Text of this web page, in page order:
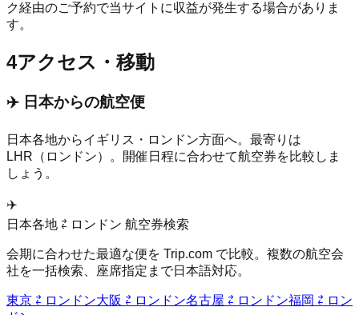
ク経由のご予約で当サイトに収益が発生する場合がありま
す。
4アクセス・移動
✈️ 日本からの航空便
日本各地からイギリス ・ ロンドン方面へ。最寄りは
LHR（ロンドン）
。開催日程に合わせて航空券を比較しま
しょう。
✈️
日本各地 ⇄ ロンドン 航空券検索
会期に合わせた最適な便を Trip.com で比較。複数の航空会
社を一括検索、座席指定まで日本語対応。
東京 ⇄ ロンドン大阪 ⇄ ロンドン名古屋 ⇄ ロンドン福岡 ⇄ ロン